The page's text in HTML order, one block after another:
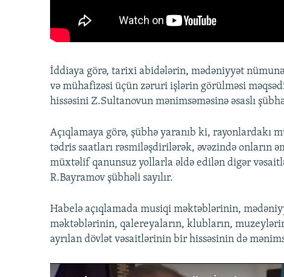
İddiaya görə, tarixi abidələrin, mədəniyyət
və mühafizəsi üçün zəruri işlərin görülməsi
hissəsini Z.Sultanovun mənimsəməsinə əsaslı
Açıqlamaya görə, şübhə yaranıb ki, rayonlardakı
tədris saatları rəsmiləşdirilərək, əvəzində onların
müxtəlif qanunsuz yollarla əldə edilən digər
R.Bayramov şübhəli sayılır.
Habelə açıqlamada musiqi məktəblərinin,
məktəblərinin, qalereyaların, klubların,
ayrılan dövlət vəsaitlərinin bir hissəsinin də